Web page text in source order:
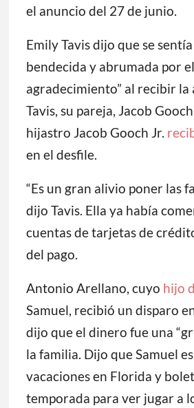
el anuncio del 27 de junio.
Emily Tavis dijo que se
bendecida y abrumada por el
agradecimiento” al recibir la
Tavis, su pareja, Jacob Gooch
hijastro Jacob Gooch Jr.
en el desfile.
“Es un gran alivio poner las
dijo Tavis. Ella ya había
cuentas de tarjetas de
del pago.
Antonio Arellano, cuyo hijo
Samuel, recibió un disparo
dijo que el dinero fue una
la familia. Dijo que Samuel
vacaciones en Florida y
temporada para ver jugar a